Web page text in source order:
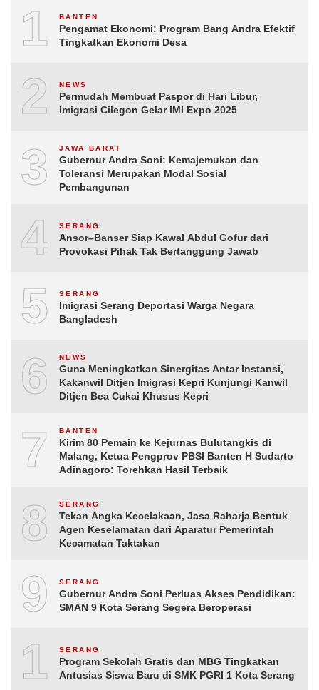
1 BANTEN
Pengamat Ekonomi: Program Bang Andra Efektif
Tingkatkan Ekonomi Desa
2 NEWS
Permudah Membuat Paspor di Hari Libur,
Imigrasi Cilegon Gelar IMI Expo 2025
3 JAWA BARAT
Gubernur Andra Soni: Kemajemukan dan
Toleransi Merupakan Modal Sosial
Pembangunan
4 SERANG
Ansor–Banser Siap Kawal Abdul Gofur dari
Provokasi Pihak Tak Bertanggung Jawab
5 SERANG
Imigrasi Serang Deportasi Warga Negara
Bangladesh
6 NEWS
Guna Meningkatkan Sinergitas Antar Instansi,
Kakanwil Ditjen Imigrasi Kepri Kunjungi Kanwil
Ditjen Bea Cukai Khusus Kepri
7 BANTEN
Kirim 80 Pemain ke Kejurnas Bulutangkis di
Malang, Ketua Pengprov PBSI Banten H Sudarto
Adinagoro: Torehkan Hasil Terbaik
8 SERANG
Tekan Angka Kecelakaan, Jasa Raharja Bentuk
Agen Keselamatan dari Aparatur Pemerintah
Kecamatan Taktakan
9 SERANG
Gubernur Andra Soni Perluas Akses Pendidikan:
SMAN 9 Kota Serang Segera Beroperasi
10SERANG
Program Sekolah Gratis dan MBG Tingkatkan
Antusias Siswa Baru di SMK PGRI 1 Kota Serang